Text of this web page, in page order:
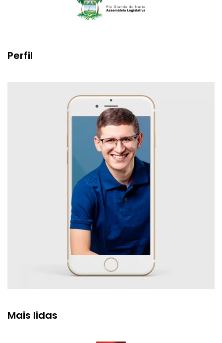
Perfil
Mais lidas